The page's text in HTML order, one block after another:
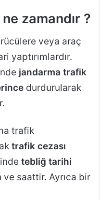
zamandır ?
veya araç
yaptırımlardır.
jandarma trafik
durdurularak
trafik
trafik cezası
tebliğ tarihi
ve saattir. Ayrıca bir